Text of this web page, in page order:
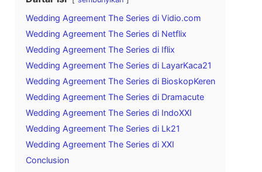
Wedding Agreement The Series di Vidio.com
Wedding Agreement The Series di Netflix
Wedding Agreement The Series di Iflix
Wedding Agreement The Series di LayarKaca21
Wedding Agreement The Series di BioskopKeren
Wedding Agreement The Series di Dramacute
Wedding Agreement The Series di IndoXXI
Wedding Agreement The Series di Lk21
Wedding Agreement The Series di XXI
Conclusion